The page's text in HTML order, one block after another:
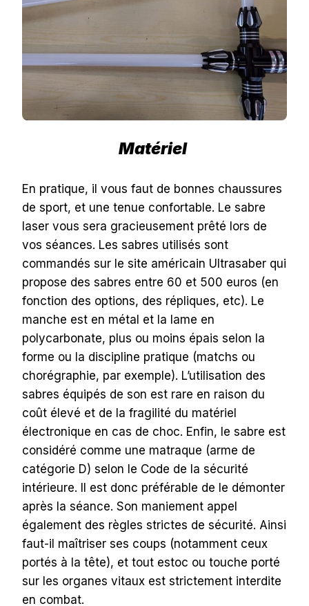
Matériel
En pratique, il vous faut de bonnes chaussures
de sport, et une tenue confortable. Le sabre
laser vous sera gracieusement prêté lors de
vos séances. Les sabres utilisés sont
commandés sur le site américain Ultrasaber qui
propose des sabres entre 60 et 500 euros (en
fonction des options, des répliques, etc). Le
manche est en métal et la lame en
polycarbonate, plus ou moins épais selon la
forme ou la discipline pratique (matchs ou
chorégraphie, par exemple). L’utilisation des
sabres équipés de son est rare en raison du
coût élevé et de la fragilité du matériel
électronique en cas de choc. Enfin, le sabre est
considéré comme une matraque (arme de
catégorie D) selon le Code de la sécurité
intérieure. Il est donc préférable de le démonter
après la séance. Son maniement appel
également des règles strictes de sécurité. Ainsi
faut-il maîtriser ses coups (notamment ceux
portés à la tête), et tout estoc ou touche porté
sur les organes vitaux est strictement interdite
en combat.